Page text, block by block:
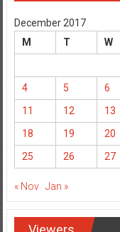
December 2017
M
T W
4
5 6
11
12 13
18
19 20
25
26 27
« Nov Jan »